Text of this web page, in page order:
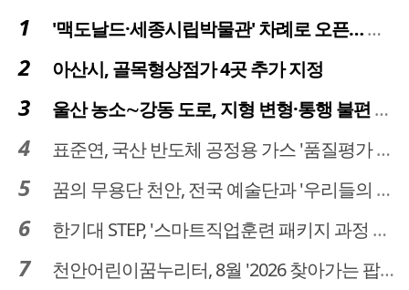
'맥도날드·세종시립박물관' 차례로 오픈… 고운동 정주여건 좋아진다
아산시, 골목형상점가 4곳 추가 지정
울산 농소∼강동 도로, 지형 변형·통행 불편 해법 찾는다
표준연, 국산 반도체 공정용 가스 '품질평가 체계' 구축
꿈의 무용단 천안, 전국 예술단과 '우리들의 하모니' 선보여
한기대 STEP, '스마트직업훈련 패키지 과정 3기' 모집
천안어린이꿈누리터, 8월 '2026 찾아가는 팝업놀이터' 운영